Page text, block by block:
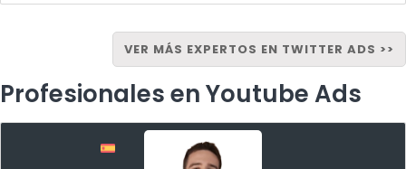
VER MÁS EXPERTOS EN TWITTER ADS >>
Profesionales en Youtube Ads